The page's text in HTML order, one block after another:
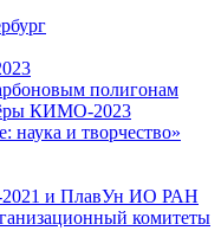
полигонам
КИМО-2023
наука и творчество»
и ПлавУн ИО РАН
комитеты